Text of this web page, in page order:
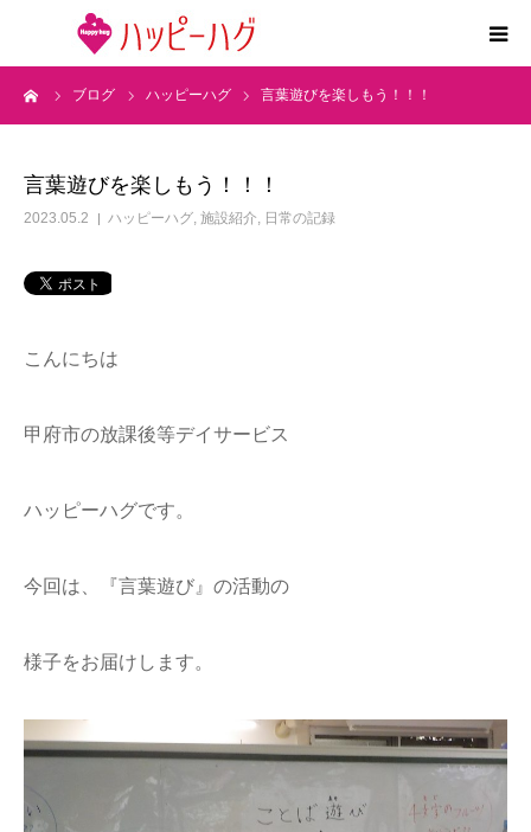
ブログ ハッピーハグ 言葉遊びを楽しもう！！！
言葉遊びを楽しもう！！！
2023.05.2 ハッピーハグ, 施設紹介, 日常の記録
こんにちは
甲府市の放課後等デイサービス
ハッピーハグです。
今回は、『言葉遊び』の活動の
様子をお届けします。
2つの特徴
求人情報
運営会社